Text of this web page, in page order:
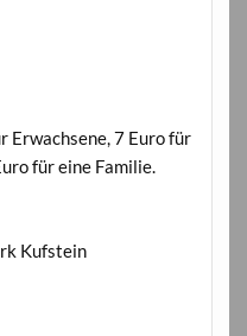
7 Euro für
für eine Familie.
Kufstein